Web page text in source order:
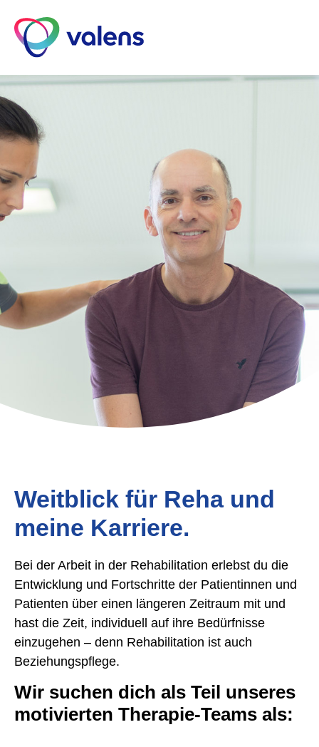
Weitblick für Reha und
meine Karriere.
Bei der Arbeit in der Rehabilitation erlebst du die
Entwicklung und Fortschritte der Patientinnen und
Patienten über einen längeren Zeitraum mit und
hast die Zeit, individuell auf ihre Bedürfnisse
einzugehen – denn Rehabilitation ist auch
Beziehungspflege.
Wir suchen dich als Teil unseres
motivierten Therapie-Teams als: